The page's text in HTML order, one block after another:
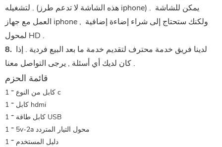
لتشغيله . (هذه الشاشة لا تدعم طرز iphone) . يمكن للشاشة
العمل مع جهاز iphone , ولكنك ستحتاج إلى شراء إضاءة إضافية
لمحول HD .
8.
كان لديك أي أسئلة , يرجى التواصل معنا .
قائمة الحزم
1 * كابل من النوع c
1 * كابل hdmi
1 * كابل طاقة USB
1 * 5v-2a محول التيار المتردد
1 * دليل المستخدم